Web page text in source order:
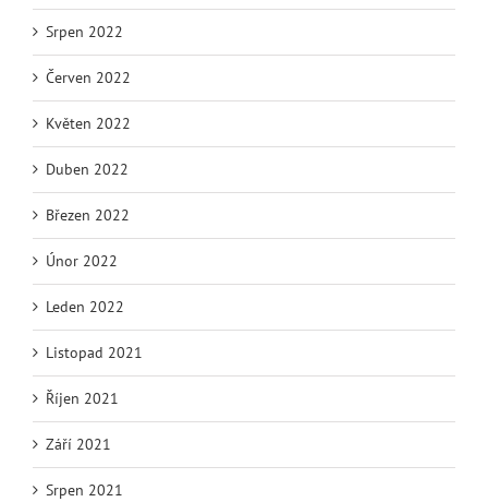
Srpen 2022
Červen 2022
Květen 2022
Duben 2022
Březen 2022
Únor 2022
Leden 2022
Listopad 2021
Říjen 2021
Září 2021
Srpen 2021